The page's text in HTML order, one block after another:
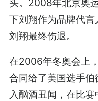
头。2008年北京奥
下刘翔作为品牌代
刘翔最终伤退。
在2006年冬奥会上
合同给了美国选手伯
入酗酒丑闻，在比